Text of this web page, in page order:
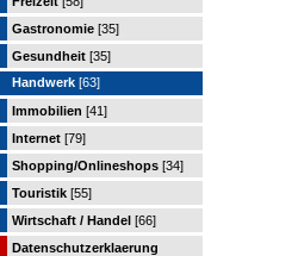
Gastronomie [35]
Gesundheit [35]
Handwerk [63]
Immobilien [41]
Internet [79]
Shopping/Onlineshops [34]
Touristik [55]
Wirtschaft / Handel [66]
Datenschutzerklaerung